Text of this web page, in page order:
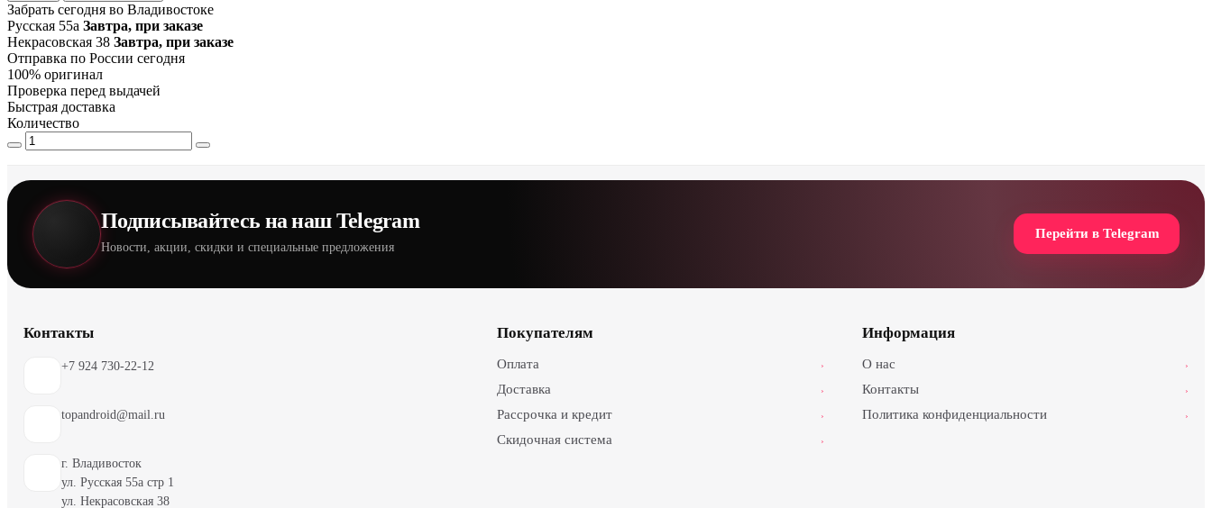
Забрать сегодня во Владивостоке
Русская 55а Завтра, при заказе
Некрасовская 38 Завтра, при заказе
Отправка по России сегодня
100% оригинал
Проверка перед выдачей
Быстрая доставка
Количество
Подписывайтесь на наш Telegram
Новости, акции, скидки и специальные предложения
Перейти в Telegram
Контакты
+7 924 730-22-12
topandroid@mail.ru
г. Владивосток
ул. Русская 55а стр 1
ул. Некрасовская 38
Покупателям
Оплата ›
Доставка ›
Рассрочка и кредит ›
Скидочная система ›
Информация
О нас ›
Контакты ›
Политика конфиденциальности ›